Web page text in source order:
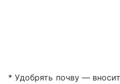
* Удобрять почву —